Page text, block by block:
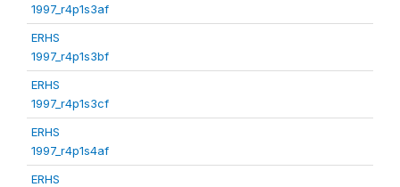
1997_r4p1s3af
ERHS
1997_r4p1s3bf
ERHS
1997_r4p1s3cf
ERHS
1997_r4p1s4af
ERHS